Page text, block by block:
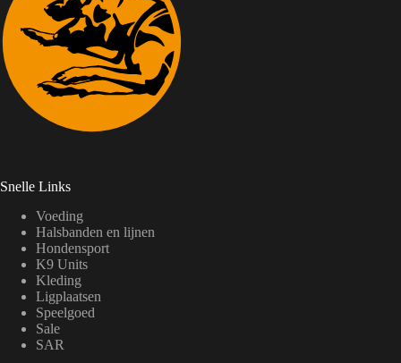
Snelle Links
Voeding
Halsbanden en lijnen
Hondensport
K9 Units
Kleding
Ligplaatsen
Speelgoed
Sale
SAR